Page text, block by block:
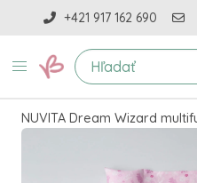
+421 917 162 690
NUVITA Dream Wizard